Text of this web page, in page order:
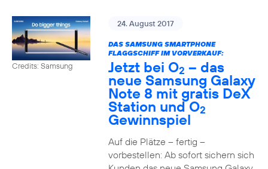
Credits: Samsung
24. August 2017
DAS SAMSUNG SMARTPHONE
FLAGGSCHIFF IM VORVERKAUF:
Jetzt bei O2 – das
neue Samsung Galaxy
Note 8 mit gratis DeX
Station und O2
Gewinnspiel
Auf die Plätze – fertig –
vorbestellen: Ab sofort sichern sich